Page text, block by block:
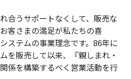
合うサポートなくして、販売な
客さまの満足が私たちの喜
ステムの事業理念です。86年に
を販売して以来、『親しまれ・
係を構築するべく営業活動を行